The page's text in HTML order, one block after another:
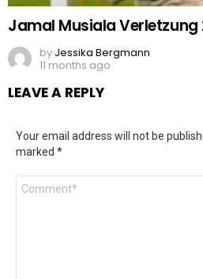
Jamal Musiala Verletzung
by Jessika Bergmann
11 months ago
LEAVE A REPLY
Your email address will not be
marked *
Comment